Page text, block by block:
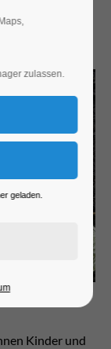
Kinder und
zulassen.
geladen.